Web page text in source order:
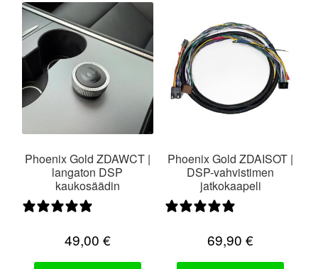
Phoenix Gold ZDAWCT |
langaton DSP
kaukosäädin
49,00 €
Phoenix Gold ZDAISOT |
DSP-vahvistimen
jatkokaapeli
69,90€